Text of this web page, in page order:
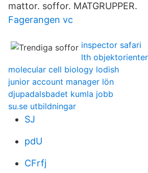
mattor. soffor. MATGRUPPER.
Fagerangen vc
inspector safari
lth
molecular cell biology lodish
junior account manager lön
djupadalsbadet kumla jobb
su.se utbildningar
SJ
pdU
CFrfj